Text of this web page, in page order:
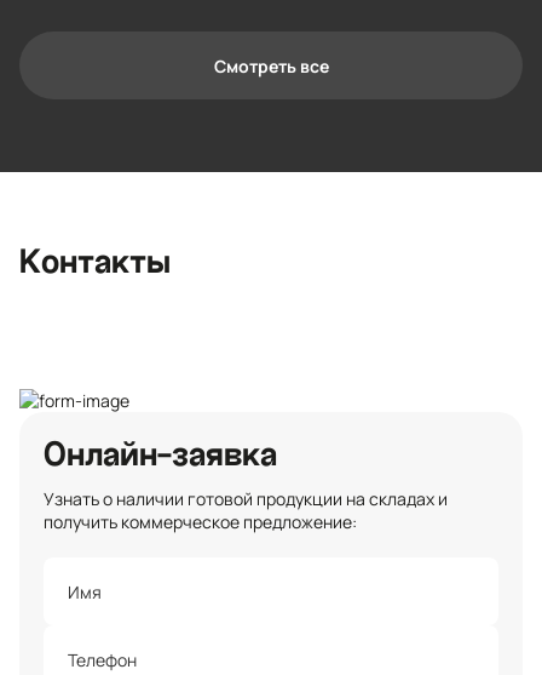
Смотреть все
Контактыopt@ecotermix.ru
Онлайн-заявка
Узнать о наличии готовой продукции на складах и
получить коммерческое предложение: